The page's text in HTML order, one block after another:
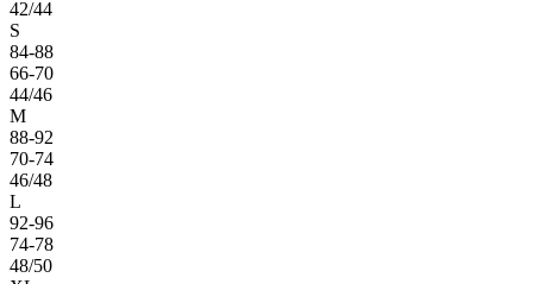
42/44
S
84-88
66-70
44/46
M
88-92
70-74
46/48
L
92-96
74-78
48/50